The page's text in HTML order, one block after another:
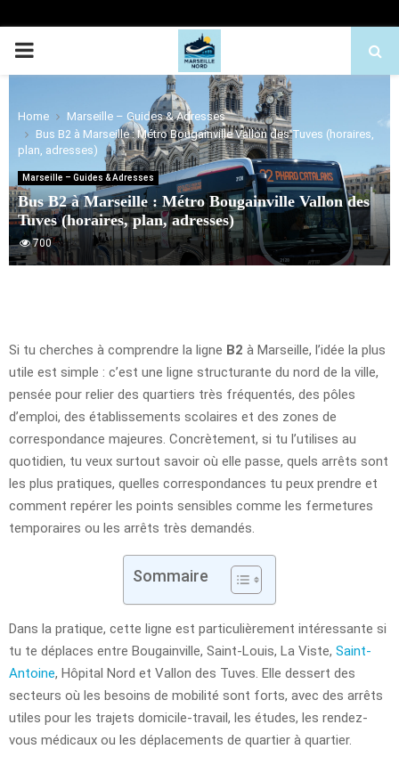
PRIMARY
Home
Marseille – Guides & Adresses
Bus B2 à Marseille : Métro Bougainville Vallon des Tuves (horaires,
plan, adresses)
Marseille – Guides & Adresses
Bus B2 à Marseille : Métro Bougainville Vallon des
Tuves (horaires, plan, adresses)
700
Si tu cherches à comprendre la ligne B2 à Marseille, l’idée la plus
utile est simple : c’est une ligne structurante du nord de la ville,
pensée pour relier des quartiers très fréquentés, des pôles
d’emploi, des établissements scolaires et des zones de
correspondance majeures. Concrètement, si tu l’utilises au
quotidien, tu veux surtout savoir où elle passe, quels arrêts sont
les plus pratiques, quelles correspondances tu peux prendre et
comment repérer les points sensibles comme les fermetures
temporaires ou les arrêts très demandés.
Sommaire
Dans la pratique, cette ligne est particulièrement intéressante si
tu te déplaces entre Bougainville, Saint-Louis, La Viste, Saint-
Antoine, Hôpital Nord et Vallon des Tuves. Elle dessert des
secteurs où les besoins de mobilité sont forts, avec des arrêts
utiles pour les trajets domicile-travail, les études, les rendez-
vous médicaux ou les déplacements de quartier à quartier.